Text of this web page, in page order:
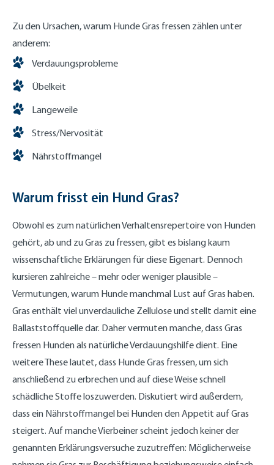
Zu den Ursachen, warum Hunde Gras fressen zählen unter
anderem:
Verdauungsprobleme
Übelkeit
Langeweile
Stress/Nervosität
Nährstoffmangel
Warum frisst ein Hund Gras?
Obwohl es zum natürlichen Verhaltensrepertoire von Hunden
gehört, ab und zu Gras zu fressen, gibt es bislang kaum
wissenschaftliche Erklärungen für diese Eigenart. Dennoch
kursieren zahlreiche – mehr oder weniger plausible –
Vermutungen, warum Hunde manchmal Lust auf Gras haben.
Gras enthält viel unverdauliche Zellulose und stellt damit eine
Ballaststoffquelle dar. Daher vermuten manche, dass Gras
fressen Hunden als natürliche Verdauungshilfe dient. Eine
weitere These lautet, dass Hunde Gras fressen, um sich
anschließend zu erbrechen und auf diese Weise schnell
schädliche Stoffe loszuwerden. Diskutiert wird außerdem,
dass ein Nährstoffmangel bei Hunden den Appetit auf Gras
steigert. Auf manche Vierbeiner scheint jedoch keiner der
genannten Erklärungsversuche zuzutreffen: Möglicherweise